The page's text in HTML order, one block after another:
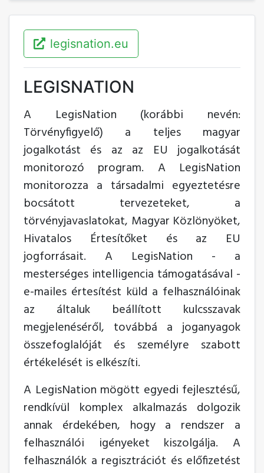
legisnation.eu
LEGISNATION
A LegisNation (korábbi nevén:
Törvényfigyelő) a teljes magyar
jogalkotást és az az EU jogalkotását
monitorozó program. A LegisNation
monitorozza a társadalmi egyeztetésre
bocsátott tervezeteket, a
törvényjavaslatokat, Magyar Közlönyöket,
Hivatalos Értesítőket és az EU
jogforrásait. A LegisNation - a
mesterséges intelligencia támogatásával -
e-mailes értesítést küld a felhasználóinak
az általuk beállított kulcsszavak
megjelenéséről, továbbá a joganyagok
összefoglalóját és személyre szabott
értékelését is elkészíti.
A LegisNation mögött egyedi fejlesztésű,
rendkívül komplex alkalmazás dolgozik
annak érdekében, hogy a rendszer a
felhasználói igényeket kiszolgálja. A
felhasználók a regisztrációt és előfizetést